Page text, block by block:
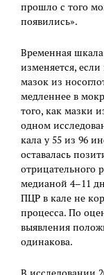
прошло с того
появились».
Временная
изменяется,
мазок из
медленнее в
того, как мазки
одном
кала у 55 из 96
оставалась
отрицательного
медианой 4–11
ПЦР в кале не
процесса. По
выявления
одинакова.